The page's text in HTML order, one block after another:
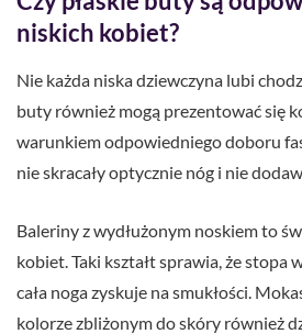
niskich kobiet?
Nie każda niska dziewczyna lubi
buty również mogą prezentować się
warunkiem odpowiedniego doboru
nie skracały optycznie nóg i nie
Baleriny z wydłużonym noskiem to
kobiet. Taki kształt sprawia, że stopa
cała noga zyskuje na smukłości.
kolorze zbliżonym do skóry również